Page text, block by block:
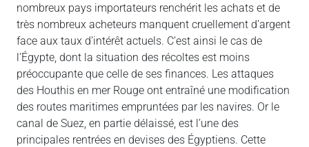
nombreux pays importateurs renchérit les achats et de
très nombreux acheteurs manquent cruellement d’argent
face aux taux d’intérêt actuels. C’est ainsi le cas de
l’Égypte, dont la situation des récoltes est moins
préoccupante que celle de ses finances. Les attaques
des Houthis en mer Rouge ont entraîné une modification
des routes maritimes empruntées par les navires. Or le
canal de Suez, en partie délaissé, est l’une des
principales rentrées en devises des Égyptiens. Cette